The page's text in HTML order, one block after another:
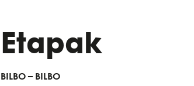
Etapak
BILBO – BILBO